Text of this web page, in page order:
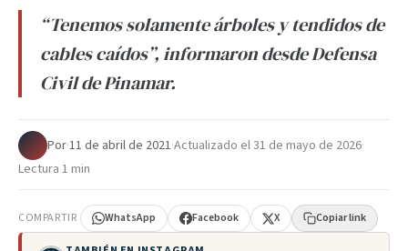
“Tenemos solamente árboles y tendidos de
cables caídos”, informaron desde Defensa
Civil de Pinamar.
Por·11 de abril de 2021·Actualizado el31 de mayo de 2026·
Lectura 1 min
COMPARTIR WhatsApp Facebook X Copiar link